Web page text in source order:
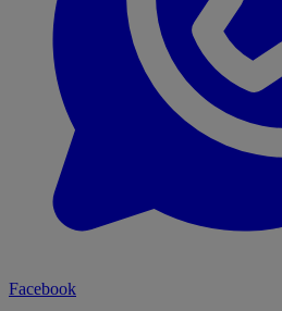
Facebook